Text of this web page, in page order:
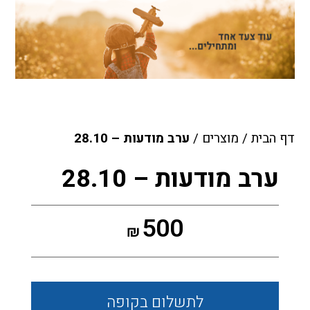
דף הבית / מוצרים / ערב מודעות – 28.10
ערב מודעות – 28.10
₪500
לתשלום בקופה